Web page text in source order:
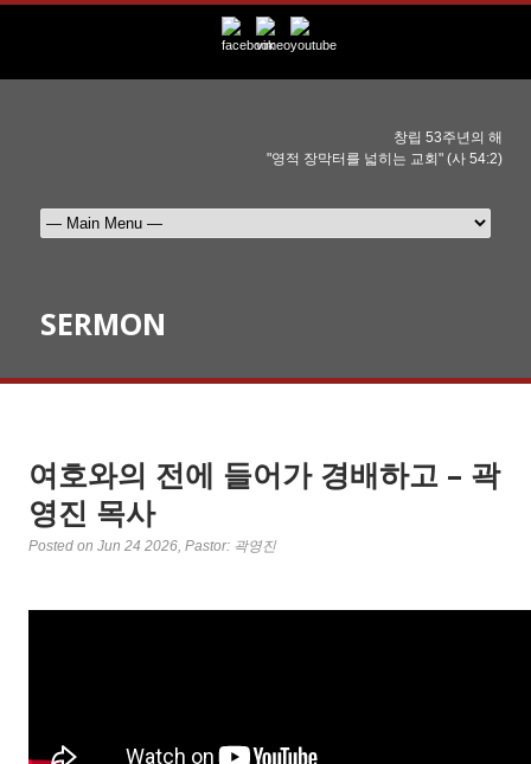
창립 53주년의 해
"영적 장막터를 넓히는 교회" (사 54:2)
SERMON
여호와의 전에 들어가 경배하고 – 곽
영진 목사
Posted on Jun 24 2026, Pastor: 곽영진